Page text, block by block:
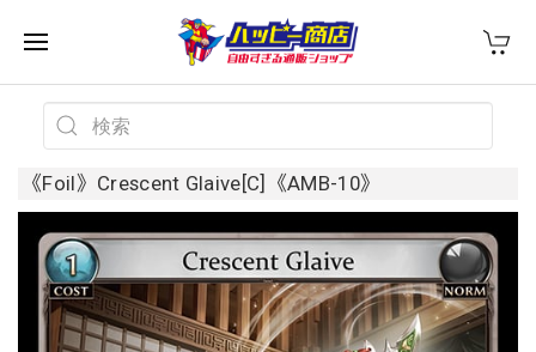
《Foil》Crescent Glaive[C]《AMB-10》